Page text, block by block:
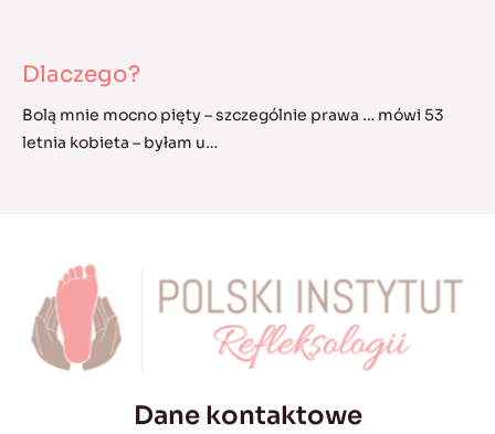
Dlaczego?
Bolą mnie mocno pięty – szczególnie prawa … mówi 53
letnia kobieta – byłam u…
Dane kontaktowe